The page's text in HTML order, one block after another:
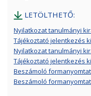
LETÖLTHETŐ:
Nyilatkozat tanulmányi
Tájékoztató jelentkezés
Nyilatkozat tanulmányi
Tájékoztató jelentkezés
Beszámoló
Beszámoló